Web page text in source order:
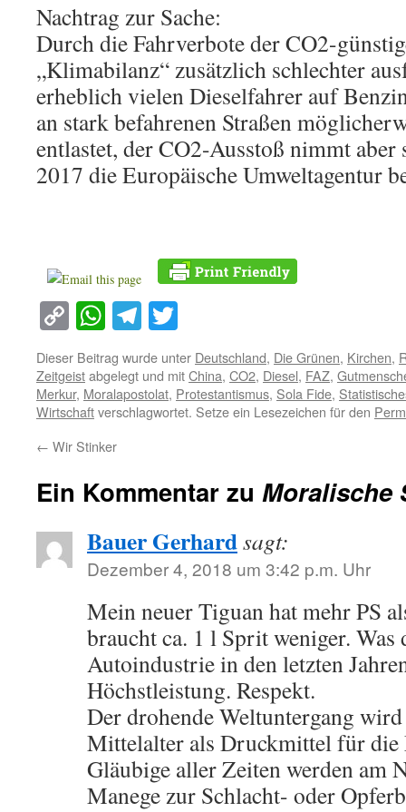
Nachtrag zur Sache:
Durch die Fahrverbote der CO2-
„Klimabilanz“ zusätzlich schlechter
erheblich vielen Dieselfahrer auf
an stark befahrenen Straßen
entlastet, der CO2-Ausstoß nimmt aber
2017 die Europäische Umweltagentur
Copy
Link
WhatsApp
Telegram
Dieser Beitrag wurde unter Deutschland, Die Grünen, Kirchen,
Zeitgeistabgelegt und mitChina, CO2, Diesel, FAZ,
Merkur, Moralapostolat, Protestantismus, Sola Fide,
Wirtschaftverschlagwortet. Setze ein Lesezeichen für den
← Wir Stinker
Ein Kommentar zu Moralische
Bauer Gerhardsagt:
Dezember 4, 2018 um 3:42 p.m. Uhr
Mein neuer Tiguan hat mehr PS
braucht ca. 1 l Sprit weniger. Was
Autoindustrie in den letzten
Höchstleistung. Respekt.
Der drohende Weltuntergang
Mittelalter als Druckmittel für die
Gläubige aller Zeiten werden am
Manege zur Schlacht- oder